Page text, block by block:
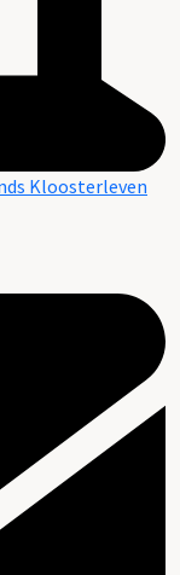
Kloosterleven